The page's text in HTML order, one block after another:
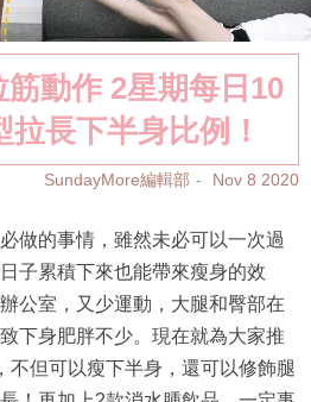
筋動作 2星期每日10
長下半身比例！
SundayMore編輯部 Nov 8 2020
做的事情，雖然未必可以一次過
子累積下來也能帶來瘦身的效
公室，又少運動，大腿和臀部在
下身肥胖不少。現在就為大家推
不但可以瘦下半身，還可以修飾腿